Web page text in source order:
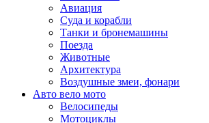
Авиация
Суда и корабли
Танки и бронемашины
Поезда
Животные
Архитектура
Воздушные змеи, фонари
Авто вело мото
Велосипеды
Мотоциклы